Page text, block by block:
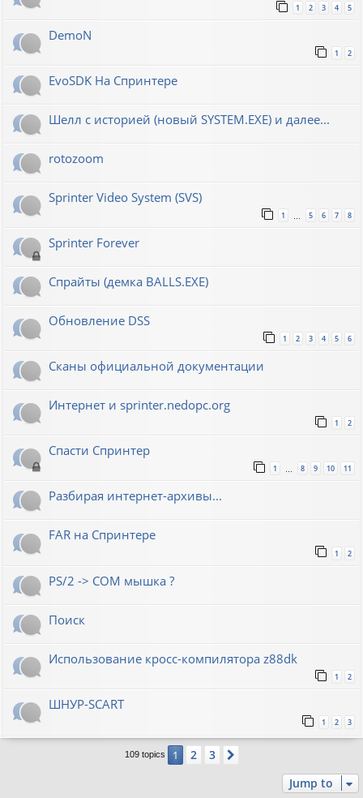
1 2 3 4 5
DemoN
1 2
EvoSDK На Спринтере
Шелл с историей (новый SYSTEM.EXE) и далее...
rotozoom
Sprinter Video System (SVS)
1 … 5 6 7 8
Sprinter Forever
Спрайты (демка BALLS.EXE)
Обновление DSS
1 2 3 4 5 6
Сканы официальной документации
Интернет и sprinter.nedopc.org
1 2
Спасти Спринтер
1 … 8 9 10 11
Разбирая интернет-архивы...
FAR на Спринтере
1 2
PS/2 -> COM мышка ?
Поиск
Использование кросс-компилятора z88dk
1 2
ШНУР-SCART
1 2 3
109 topics 1 2 3
Jump to